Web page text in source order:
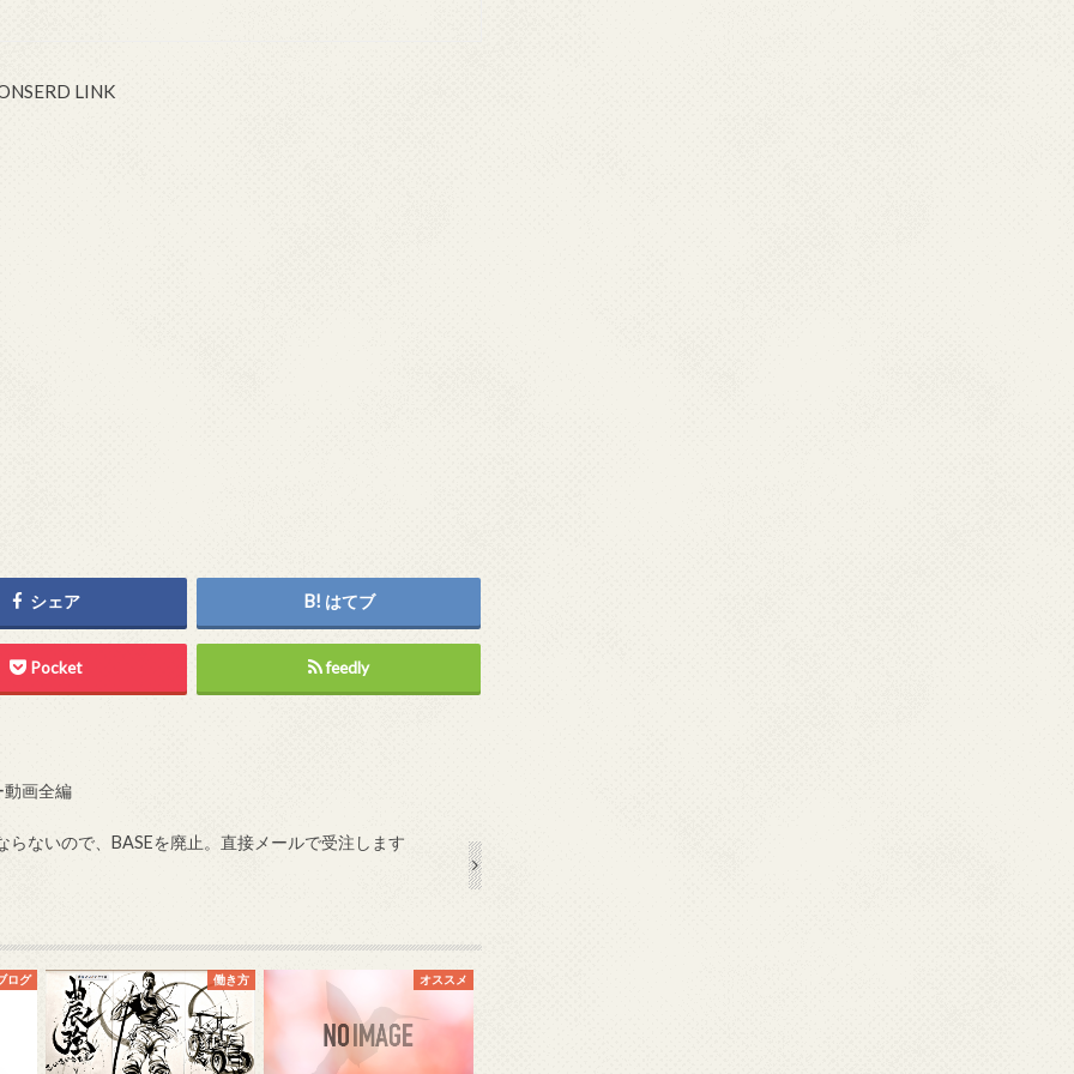
LINK
シェア はてブ
Pocket feedly
動画全編
らないので、BASEを廃止。直接メールで受注します
ログ 働き方 オススメ